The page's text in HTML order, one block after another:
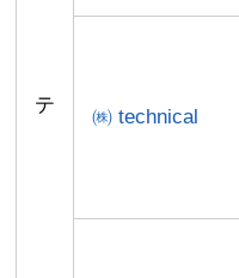
テ
㈱ technical